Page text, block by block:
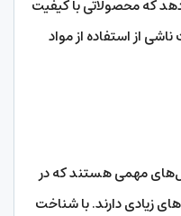
که محصولاتی با کیفیت
از استفاده از مواد
مهمی هستند که در
زیادی دارند. با شناخت